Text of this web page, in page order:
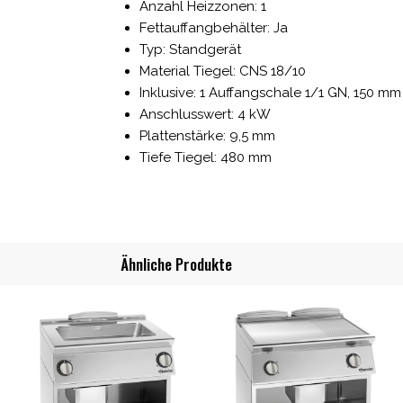
Anzahl Heizzonen: 1
Fettauffangbehälter: Ja
Typ: Standgerät
Material Tiegel: CNS 18/10
Inklusive: 1 Auffangschale 1/1 GN, 150
Anschlusswert: 4 kW
Plattenstärke: 9,5 mm
Tiefe Tiegel: 480 mm
Ähnliche Produkte